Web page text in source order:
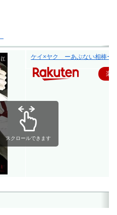
ケイ×ヤク ーあぶない相棒ー
楽
スクロールできます